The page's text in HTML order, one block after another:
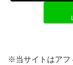
※当サイトはアフ